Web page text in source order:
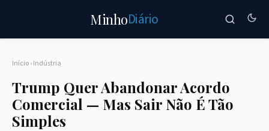
MinhoDiário
Início›Indústria
Trump Quer Abandonar Acordo
Comercial — Mas Sair Não É Tão
Simples